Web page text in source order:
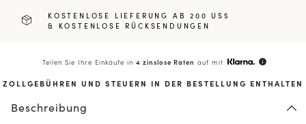
KOSTENLOSE LIEFERUNG AB 200 US$
& KOSTENLOSE RÜCKSENDUNGEN
Teilen Sie Ihre Einkäufe in 4 zinslose Raten auf mit info
ZOLLGEBÜHREN UND STEUERN IN DER BESTELLUNG ENTHALTEN
Beschreibung